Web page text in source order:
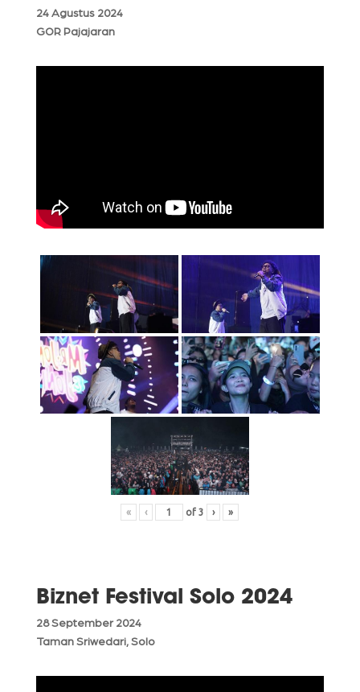
24 Agustus 2024
GOR Pajajaran
« ‹ of3 › »
Biznet Festival Solo 2024
28 September 2024
Taman Sriwedari, Solo